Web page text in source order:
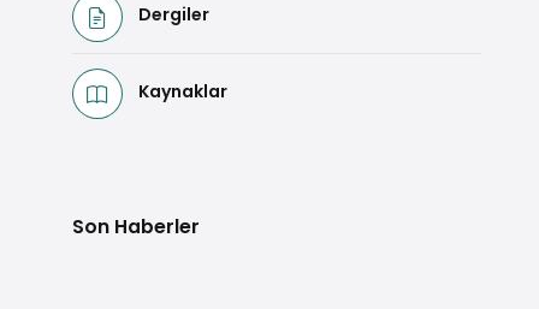
Dergiler
Kaynaklar
Son Haberler